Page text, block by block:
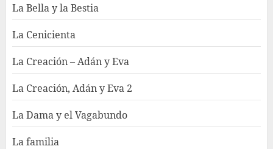
La Bella y la Bestia
La Cenicienta
La Creación – Adán y Eva
La Creación, Adán y Eva 2
La Dama y el Vagabundo
La familia